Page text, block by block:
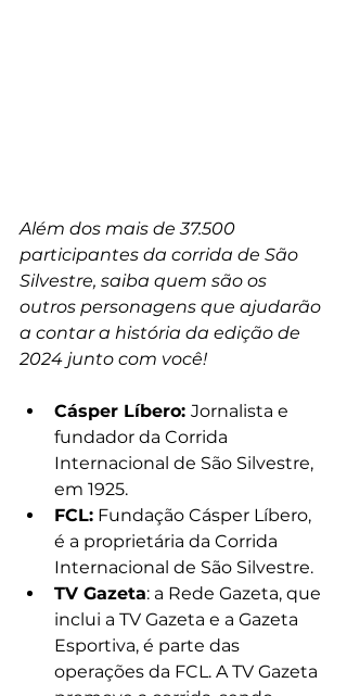
Além dos mais de 37.500
participantes da corrida de São
Silvestre, saiba quem são os
outros personagens que ajudarão
a contar a história da edição de
2024 junto com você!
Cásper Líbero: Jornalista e
fundador da Corrida
Internacional de São Silvestre,
em 1925.
FCL: Fundação Cásper Líbero,
é a proprietária da Corrida
Internacional de São Silvestre.
TV Gazeta: a Rede Gazeta, que
inclui a TV Gazeta e a Gazeta
Esportiva, é parte das
operações da FCL. A TV Gazeta